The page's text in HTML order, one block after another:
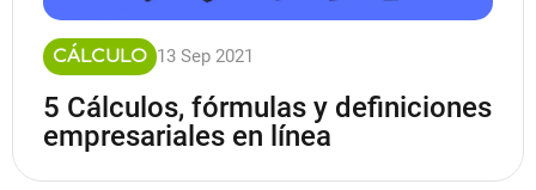
CÁLCULO 13 Sep 2021
5 Cálculos, fórmulas y definiciones
empresariales en línea